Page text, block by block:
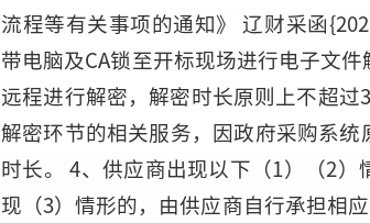
流程等有关事项的通知》 辽财采函
带电脑及CA锁至开标现场进行电子文
远程进行解密，解密时长原则上不超过
解密环节的相关服务，因政府采购系
时长。 4、供应商出现以下（1）（2
现（3）情形的，由供应商自行承担相